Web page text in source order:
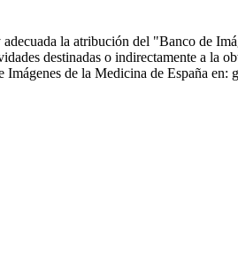
la atribución del "Banco de
destinadas o indirectamente a la
de la Medicina de España en: